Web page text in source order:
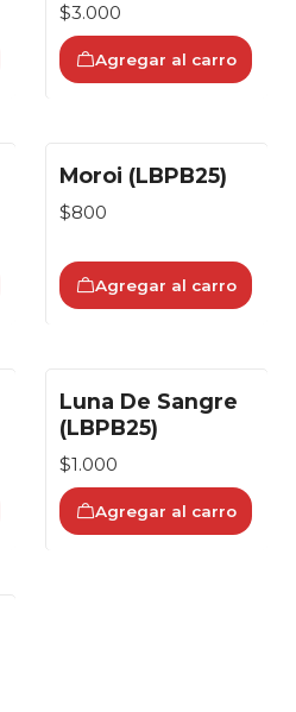
$3.000
Agregar al carro
Moroi (LBPB25)
$800
Agregar al carro
Luna De Sangre
(LBPB25)
$1.000
Agregar al carro